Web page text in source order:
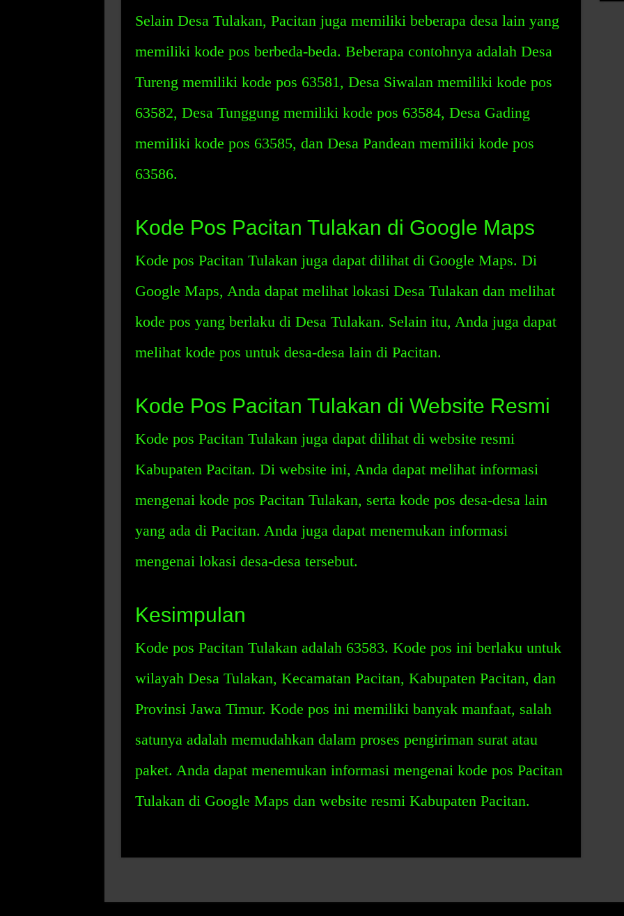
Selain Desa Tulakan, Pacitan juga memiliki beberapa desa lain yang
memiliki kode pos berbeda-beda. Beberapa contohnya adalah Desa
Tureng memiliki kode pos 63581, Desa Siwalan memiliki kode pos
63582, Desa Tunggung memiliki kode pos 63584, Desa Gading
memiliki kode pos 63585, dan Desa Pandean memiliki kode pos
63586.
Kode Pos Pacitan Tulakan di Google Maps
Kode pos Pacitan Tulakan juga dapat dilihat di Google Maps. Di
Google Maps, Anda dapat melihat lokasi Desa Tulakan dan melihat
kode pos yang berlaku di Desa Tulakan. Selain itu, Anda juga dapat
melihat kode pos untuk desa-desa lain di Pacitan.
Kode Pos Pacitan Tulakan di Website Resmi
Kode pos Pacitan Tulakan juga dapat dilihat di website resmi
Kabupaten Pacitan. Di website ini, Anda dapat melihat informasi
mengenai kode pos Pacitan Tulakan, serta kode pos desa-desa lain
yang ada di Pacitan. Anda juga dapat menemukan informasi
mengenai lokasi desa-desa tersebut.
Kesimpulan
Kode pos Pacitan Tulakan adalah 63583. Kode pos ini berlaku untuk
wilayah Desa Tulakan, Kecamatan Pacitan, Kabupaten Pacitan, dan
Provinsi Jawa Timur. Kode pos ini memiliki banyak manfaat, salah
satunya adalah memudahkan dalam proses pengiriman surat atau
paket. Anda dapat menemukan informasi mengenai kode pos Pacitan
Tulakan di Google Maps dan website resmi Kabupaten Pacitan.